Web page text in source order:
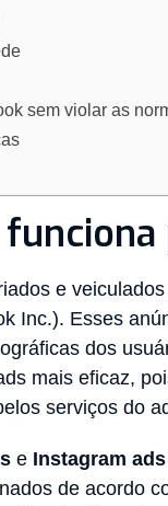
sem violar as
e
Inc.). Esses
dos
mais eficaz,
serviços do
e Instagram ads
de acordo